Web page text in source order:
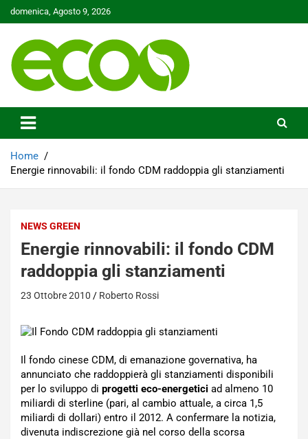
Skip
to
domenica, Agosto 9, 2026
Ecoo.it
Home
Energie rinnovabili: il fondo CDM raddoppia gli stanziamenti
NEWS GREEN
Energie rinnovabili: il fondo CDM
raddoppia gli stanziamenti
23 Ottobre 2010 Roberto Rossi
Il fondo cinese CDM, di emanazione governativa, ha
annunciato che raddoppierà gli stanziamenti disponibili
per lo sviluppo di progetti eco-energetici ad almeno 10
miliardi di sterline (pari, al cambio attuale, a circa 1,5
miliardi di dollari) entro il 2012. A confermare la notizia,
divenuta indiscrezione già nel corso della scorsa